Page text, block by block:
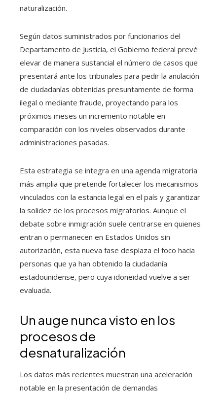
naturalización.
Según datos suministrados por funcionarios del
Departamento de Justicia, el Gobierno federal prevé
elevar de manera sustancial el número de casos que
presentará ante los tribunales para pedir la anulación
de ciudadanías obtenidas presuntamente de forma
ilegal o mediante fraude, proyectando para los
próximos meses un incremento notable en
comparación con los niveles observados durante
administraciones pasadas.
Esta estrategia se integra en una agenda migratoria
más amplia que pretende fortalecer los mecanismos
vinculados con la estancia legal en el país y garantizar
la solidez de los procesos migratorios. Aunque el
debate sobre inmigración suele centrarse en quienes
entran o permanecen en Estados Unidos sin
autorización, esta nueva fase desplaza el foco hacia
personas que ya han obtenido la ciudadanía
estadounidense, pero cuya idoneidad vuelve a ser
evaluada.
Un auge nunca visto en los
procesos de
desnaturalización
Los datos más recientes muestran una aceleración
notable en la presentación de demandas